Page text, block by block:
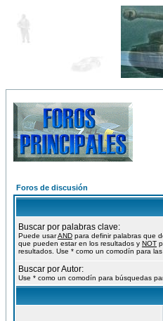
Foros de discusión
Buscar por palabras clave:
Puede usarAND para definir palabras que
que pueden estar en los resultados y NOT
resultados. Use * como un comodín para
Buscar por Autor:
Use * como un comodín para búsquedas